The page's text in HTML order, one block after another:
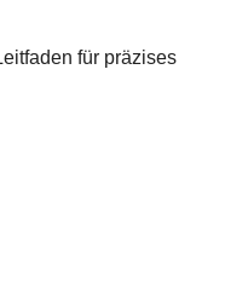
für präzises